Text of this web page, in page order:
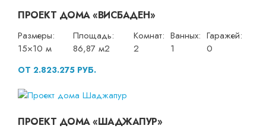
ПРОЕКТ ДОМА «ВИСБАДЕН»
Размеры:
15×10 м
Площадь:
86,87 м2
Комнат:
2
Ванных:
1
Гаражей:
0
ОТ 2.823.275 РУБ.
ПРОЕКТ ДОМА «ШАДЖАПУР»